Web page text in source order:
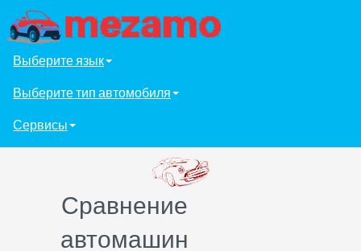
Выберите язык
Выберите тип автомобиля
Сервисы
Сравнение
автомашин